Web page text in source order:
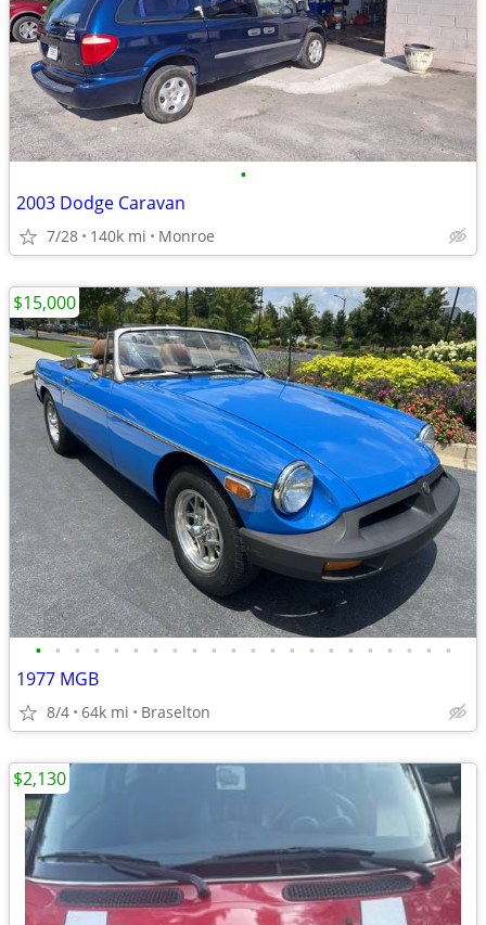
•
2003 Dodge Caravan
7/28 140k mi Monroe
• • • • • • • • • • • • • • • • • • • • • •
1977 MGB
8/4 64k mi Braselton
$15,000
$2,130